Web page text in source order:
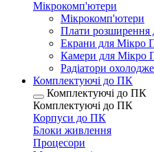
Мікрокомп'ютери
Мікрокомп'ютери
Плати
Екрани для Мікро
Камери для Мікро
Радіатори
Комплектуючі до ПК
Комплектуючі до ПК
Комплектуючі до ПК
Корпуси до ПК
Блоки живлення
Процесори